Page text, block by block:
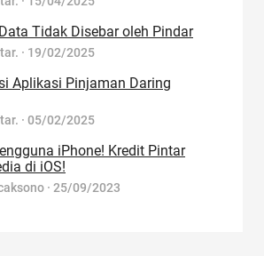
Tidak Disebar oleh Pindar
· 19/02/2025
Aplikasi Pinjaman Daring
· 05/02/2025
iPhone! Kredit Pintar
di iOS!
· 25/09/2023